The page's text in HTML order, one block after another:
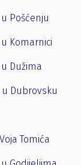
Pošćenju
Komarnici
Dužima
Dubrovsku
Tomića